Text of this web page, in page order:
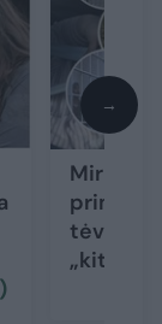
Mirusio
priminė
tėvų
„kitokį“
→